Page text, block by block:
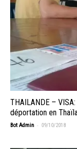
THAILANDE –
déportation en
Bot Admin - 09/10/2018